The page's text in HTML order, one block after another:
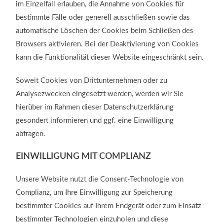
im Einzelfall erlauben, die Annahme von Cookies für
bestimmte Fälle oder generell ausschließen sowie das
automatische Löschen der Cookies beim Schließen des
Browsers aktivieren. Bei der Deaktivierung von Cookies
kann die Funktionalität dieser Website eingeschränkt sein.
Soweit Cookies von Drittunternehmen oder zu
Analysezwecken eingesetzt werden, werden wir Sie
hierüber im Rahmen dieser Datenschutzerklärung
gesondert informieren und ggf. eine Einwilligung
abfragen.
EINWILLIGUNG MIT COMPLIANZ
Unsere Website nutzt die Consent-Technologie von
Complianz, um Ihre Einwilligung zur Speicherung
bestimmter Cookies auf Ihrem Endgerät oder zum Einsatz
bestimmter Technologien einzuholen und diese